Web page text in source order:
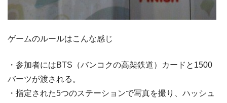
ゲームのルールはこんな感じ
・参加者にはBTS（バンコクの高架鉄道）カードと1500
バーツが渡される。
・指定された5つのステーションで写真を撮り、ハッシュ